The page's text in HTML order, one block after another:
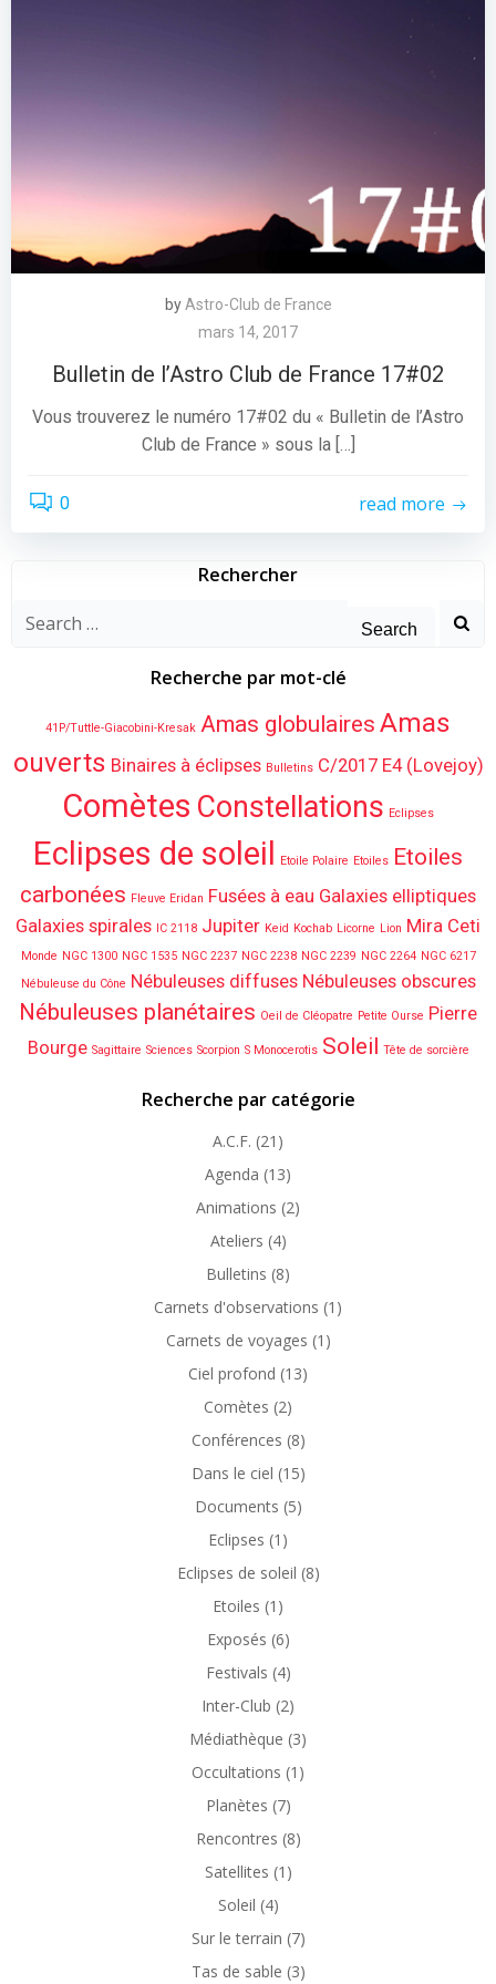
by Astro-Club de France
mars 14, 2017
Bulletin de l’Astro Club de France 17#02
Vous trouverez le numéro 17#02 du « Bulletin de l’Astro
Club de France » sous la […]
0 read more
Rechercher
Search
Recherche par mot-clé
41P/Tuttle-Giacobini-Kresak Amas globulaires Amas
ouverts Binaires à éclipses Bulletins C/2017 E4 (Lovejoy)
Comètes Constellations Eclipses
Eclipses de soleil Etoile Polaire Etoiles Etoiles
carbonées Fleuve Eridan Fusées à eau Galaxies elliptiques
Galaxies spirales IC 2118 Jupiter Keid Kochab Licorne Lion Mira Ceti
Monde NGC 1300 NGC 1535 NGC 2237 NGC 2238 NGC 2239 NGC 2264 NGC 6217
Nébuleuse du Cône Nébuleuses diffuses Nébuleuses obscures
Nébuleuses planétaires Oeil de Cléopatre Petite Ourse Pierre
Bourge Sagittaire Sciences Scorpion S Monocerotis Soleil Tête de sorcière
Recherche par catégorie
A.C.F. (21)
Agenda (13)
Animations (2)
Ateliers (4)
Bulletins (8)
Carnets d'observations (1)
Carnets de voyages (1)
Ciel profond (13)
Comètes (2)
Conférences (8)
Dans le ciel (15)
Documents (5)
Eclipses (1)
Eclipses de soleil (8)
Etoiles (1)
Exposés (6)
Festivals (4)
Inter-Club (2)
Médiathèque (3)
Occultations (1)
Planètes (7)
Rencontres (8)
Satellites (1)
Soleil (4)
Sur le terrain (7)
Tas de sable (3)